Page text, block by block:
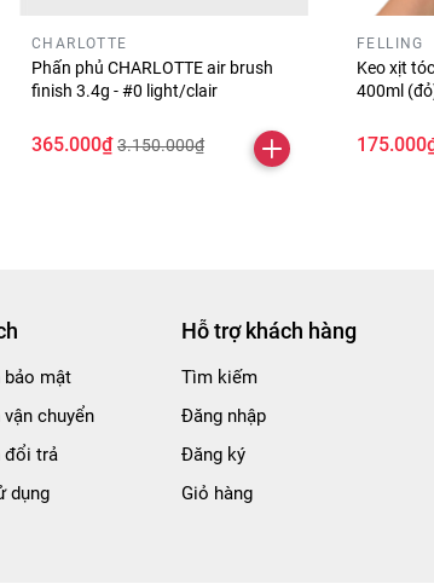
CHARLOTTE
Phấn phủ CHARLOTTE air brush
finish 3.4g - #0 light/clair
365.000₫ 3.150.000₫
FELLING
Keo xịt
400ml
bảo mật
chuyển
đổi trả
dụng
Hỗ trợ khách hàng
Tìm kiếm
Đăng nhập
Đăng ký
Giỏ hàng